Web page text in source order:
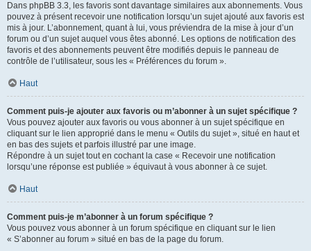
Dans phpBB 3.3, les favoris sont davantage similaires aux abonnements. Vous
pouvez à présent recevoir une notification lorsqu’un sujet ajouté aux favoris est
mis à jour. L’abonnement, quant à lui, vous préviendra de la mise à jour d’un
forum ou d’un sujet auquel vous êtes abonné. Les options de notification des
favoris et des abonnements peuvent être modifiés depuis le panneau de
contrôle de l’utilisateur, sous les « Préférences du forum ».
Haut
Comment puis-je ajouter aux favoris ou m’abonner à un sujet spécifique ?
Vous pouvez ajouter aux favoris ou vous abonner à un sujet spécifique en
cliquant sur le lien approprié dans le menu « Outils du sujet », situé en haut et
en bas des sujets et parfois illustré par une image.
Répondre à un sujet tout en cochant la case « Recevoir une notification
lorsqu’une réponse est publiée » équivaut à vous abonner à ce sujet.
Haut
Comment puis-je m’abonner à un forum spécifique ?
Vous pouvez vous abonner à un forum spécifique en cliquant sur le lien
« S’abonner au forum » situé en bas de la page du forum.